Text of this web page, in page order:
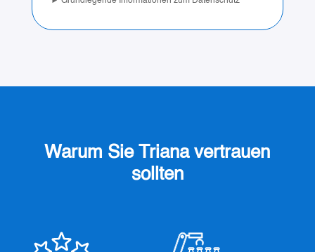
Warum Sie Triana vertrauen
sollten